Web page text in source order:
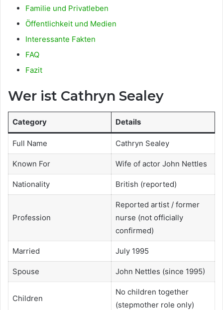
Familie und Privatleben
Öffentlichkeit und Medien
Interessante Fakten
FAQ
Fazit
Wer ist Cathryn Sealey
Category Details
Full Name Cathryn Sealey
Known For Wife of actor John Nettles
Nationality British (reported)
Profession
Reported artist / former
nurse (not officially
confirmed)
Married July 1995
Spouse John Nettles (since 1995)
Children
No children together
(stepmother role only)